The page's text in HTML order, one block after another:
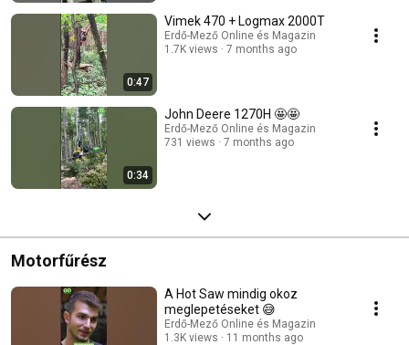
0:47
Vimek 470 + Logmax 2000T
Erdő-Mező Online és Magazin
1.7K views
7 months ago
0:34
John Deere 1270H 🤩🤩
Erdő-Mező Online és Magazin
731 views
7 months ago
Motorfűrész
A Hot Saw mindig okoz
meglepetéseket 😅
Erdő-Mező Online és Magazin
1.3K views
11 months ago